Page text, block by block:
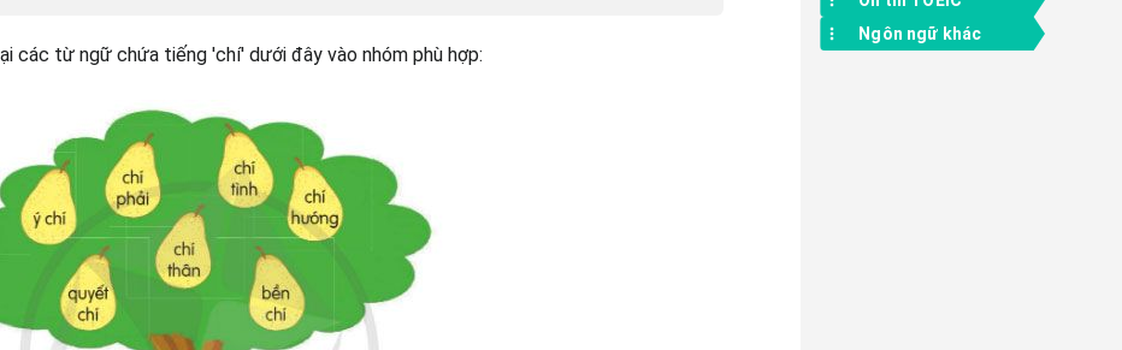
các từ ngữ chứa tiếng 'chí' dưới đây vào nhóm phù hợp:
Ngôn ngữ khác